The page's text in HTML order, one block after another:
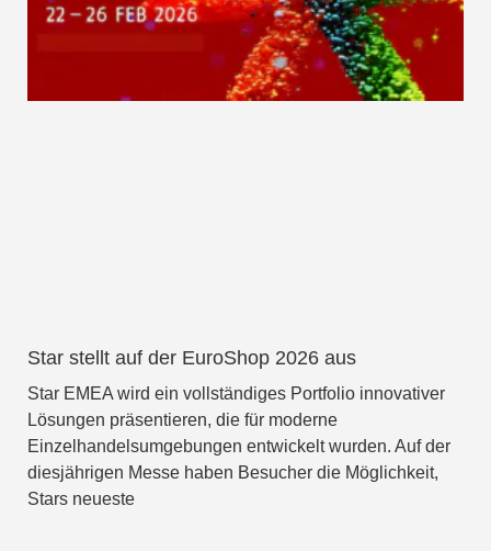
Star stellt auf der EuroShop 2026 aus
Star EMEA wird ein vollständiges Portfolio innovativer
Lösungen präsentieren, die für moderne
Einzelhandelsumgebungen entwickelt wurden. Auf der
diesjährigen Messe haben Besucher die Möglichkeit,
Stars neueste